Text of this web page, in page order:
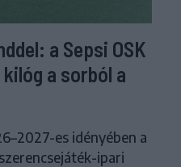
a Sepsi OSK
a sorból a
es idényében a
ipari